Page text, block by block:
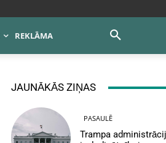
REKLĀMA
JAUNĀKĀS ZIŅAS
PASAULĒ
Trampa